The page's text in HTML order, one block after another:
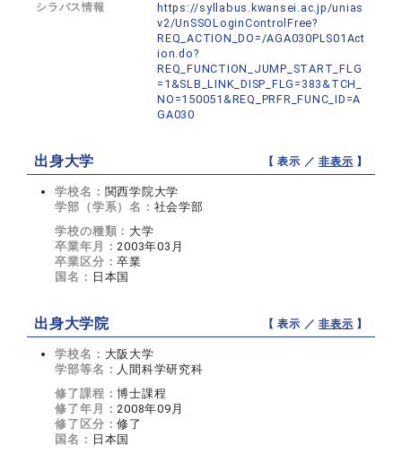
シラバス情報
https://syllabus.kwansei.ac.jp/unias
v2/UnSSOLoginControlFree?
REQ_ACTION_DO=/AGA030PLS01Act
ion.do?
REQ_FUNCTION_JUMP_START_FLG
=1&SLB_LINK_DISP_FLG=383&TCH_
NO=150051&REQ_PRFR_FUNC_ID=A
GA030
出身大学 【 表示 ／非表示 】
学校名： 関西学院大学
学部（学系）名： 社会学部
学校の種類： 大学
卒業年月：2003年03月
卒業区分：卒業
国名： 日本国
出身大学院 【 表示 ／非表示 】
学校名： 大阪大学
学部等名： 人間科学研究科
修了課程：博士課程
修了年月：2008年09月
修了区分：修了
国名： 日本国